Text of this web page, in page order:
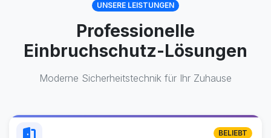
UNSERE LEISTUNGEN
Professionelle
Einbruchschutz-Lösungen
Moderne Sicherheitstechnik für Ihr Zuhause
BELIEBT